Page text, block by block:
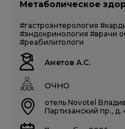
Метаболическое
#гастроэнтерология
#эндокринология #врачи
#реабилитологи
Аметов А.С.
ОЧНО
отель Novotel
Партизанский пр., д.